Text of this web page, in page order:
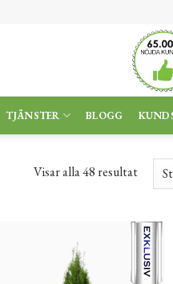
TJÄNSTER BLOGG
Visar alla 48 resultat